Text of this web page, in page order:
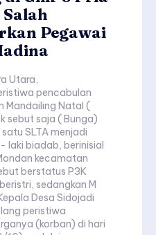
Pegawai
Utara,
pencabulan
Mandailing Natal (
sebut saja ( Bunga)
SLTA menjadi
laki biadab, berinisial
kecamatan
berstatus P3K
sedangkan M
peristiwa
(korban) di hari